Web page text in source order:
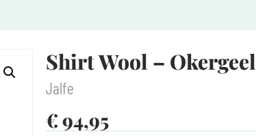
Shirt Wool – Okergeel
Jalfe
€94,95